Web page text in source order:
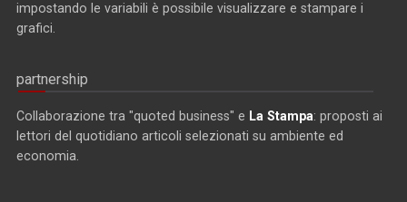
impostando le variabili è possibile visualizzare e stampare i
grafici.
partnership
Collaborazione tra "quoted business" e La Stampa: proposti ai
lettori del quotidiano articoli selezionati su ambiente ed
economia.